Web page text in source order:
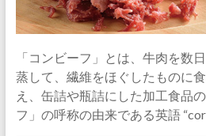
「コンビーフ」とは、牛肉を数
蒸して、繊維をほぐしたものに
え、缶詰や瓶詰にした加工食品
フ」の呼称の由来である英語